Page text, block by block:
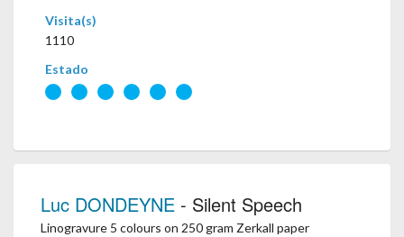
Visita(s)
1110
Estado
Luc DONDEYNE - Silent Speech
Linogravure 5 colours on 250 gram Zerkall paper